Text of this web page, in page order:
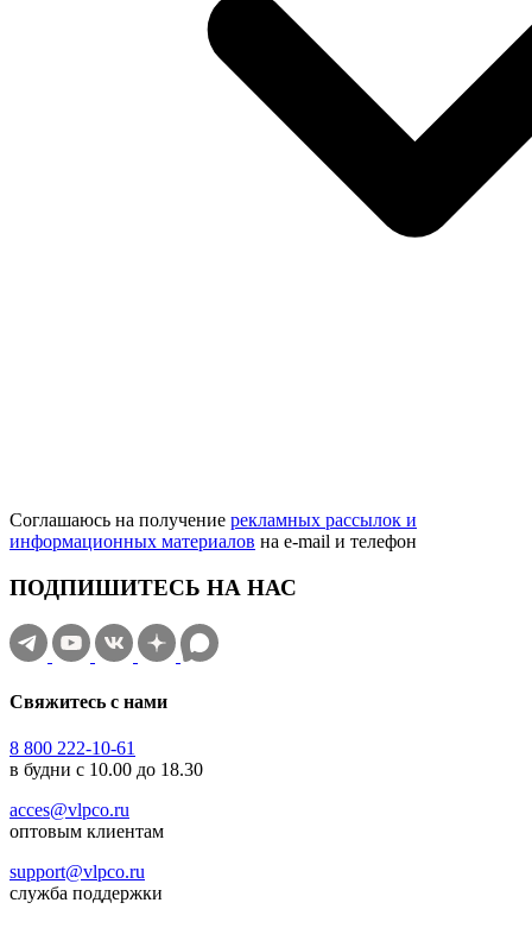
Соглашаюсь на получение рекламных рассылок и
информационных материалов на e‑mail и телефон
ПОДПИШИТЕСЬ НА НАС
Свяжитесь с нами
8 800 222-10-61
в будни с 10.00 до 18.30
acces@vlpco.ru
оптовым клиентам
support@vlpco.ru
служба поддержки